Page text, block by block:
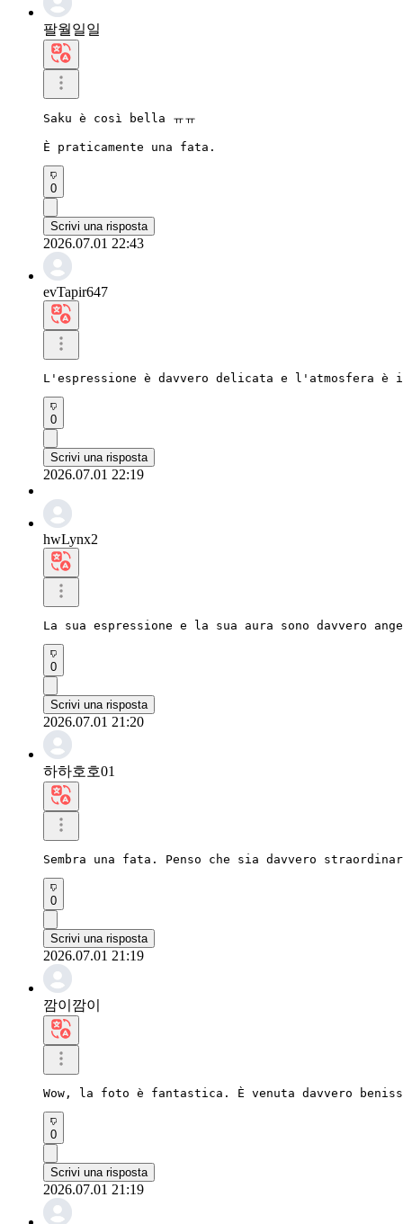
팔월일일
Saku è così bella ㅠㅠ
È praticamente una fata.
0
Scrivi una risposta
2026.07.01 22:43
evTapir647
L'espressione è davvero delicata e l'atmosfera
0
Scrivi una risposta
2026.07.01 22:19
hwLynx2
La sua espressione e la sua aura sono davvero
0
Scrivi una risposta
2026.07.01 21:20
하하호호01
Sembra una fata. Penso che sia davvero
0
Scrivi una risposta
2026.07.01 21:19
깜이깜이
Wow, la foto è fantastica. È venuta davvero
0
Scrivi una risposta
2026.07.01 21:19